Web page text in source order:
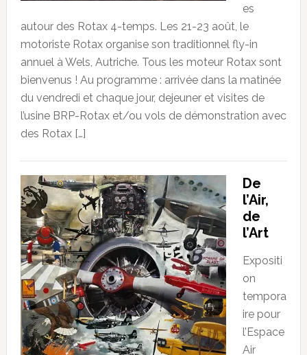
es
autour des Rotax 4-temps. Les 21-23 août, le
motoriste Rotax organise son traditionnel fly-in
annuel à Wels, Autriche. Tous les moteur Rotax sont
bienvenus ! Au programme : arrivée dans la matinée
du vendredi et chaque jour, dejeuner et visites de
l’usine BRP-Rotax et/ou vols de démonstration avec
des Rotax […]
De
l’Air,
de
l’Art
Expositi
on
tempora
ire pour
l’Espace
Air